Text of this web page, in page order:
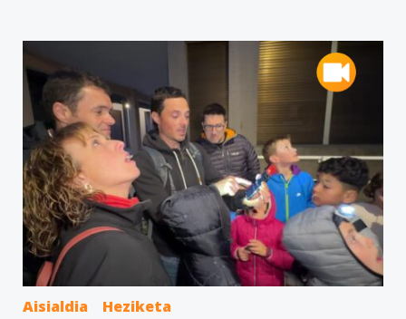
Aisialdia
Heziketa